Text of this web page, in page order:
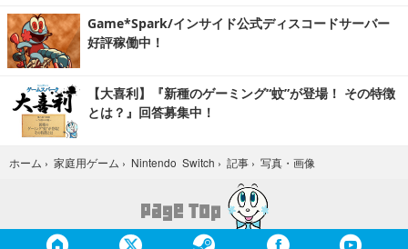
Game*Spark/インサイド公式ディスコードサーバー
好評稼働中！
【大喜利】『新種のゲーミング“蚊”が登場！ その特徴
とは？』回答募集中！
ホーム › 家庭用ゲーム › Nintendo Switch › 記事 › 写真・画像